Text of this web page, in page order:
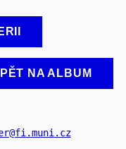
NA ALBUM
@fi.muni.cz